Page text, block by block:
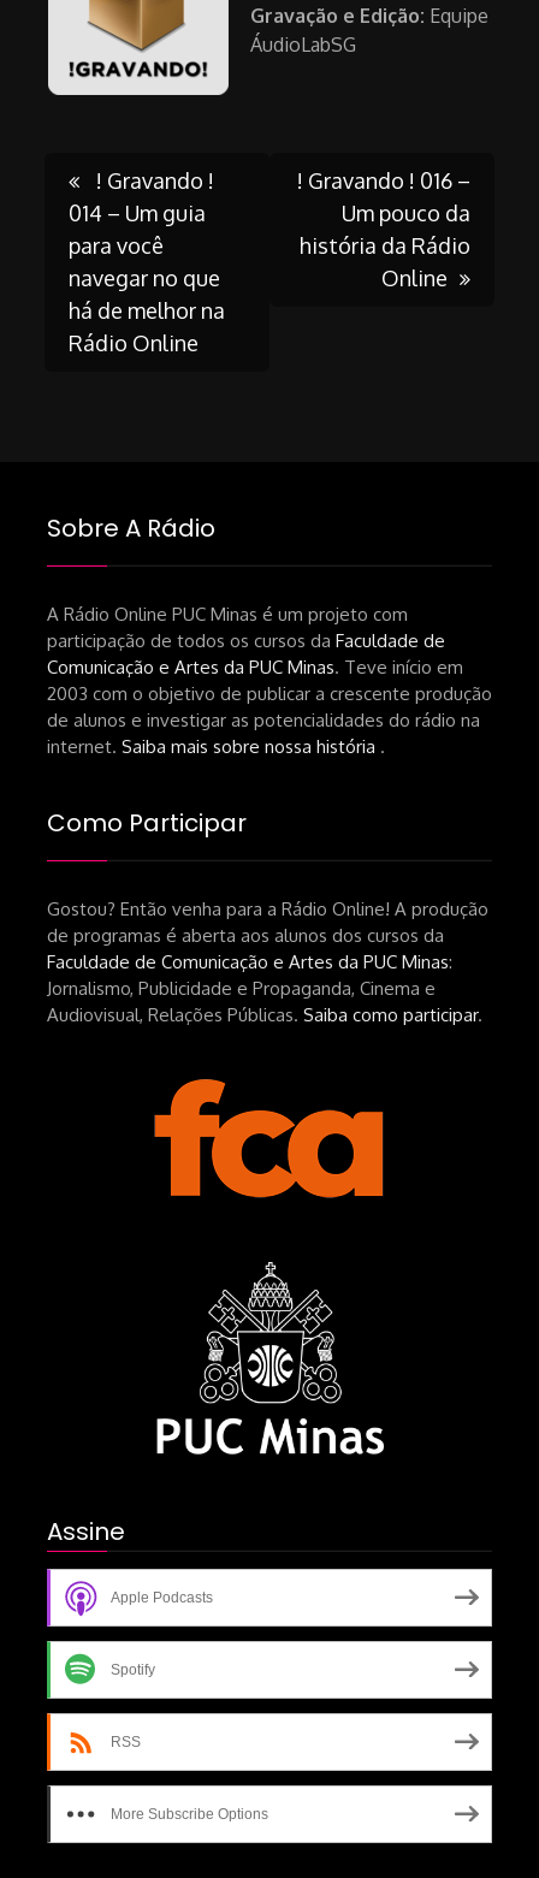
Gravação e Edição: Equipe
ÁudioLabSG
Post
navigation
! Gravando !
014 – Um guia
para você
navegar no que
há de melhor na
Rádio Online
! Gravando ! 016 –
Um pouco da
história da Rádio
Online
Sobre A Rádio
A Rádio Online PUC Minas é um projeto com
participação de todos os cursos da Faculdade de
Comunicação e Artes da PUC Minas. Teve início em
2003 com o objetivo de publicar a crescente produção
de alunos e investigar as potencialidades do rádio na
internet. Saiba mais sobre nossa história .
Como Participar
Gostou? Então venha para a Rádio Online! A produção
de programas é aberta aos alunos dos cursos da
Faculdade de Comunicação e Artes da PUC Minas:
Jornalismo, Publicidade e Propaganda, Cinema e
Audiovisual, Relações Públicas. Saiba como participar.
Assine
Apple Podcasts
Spotify
RSS
More Subscribe Options